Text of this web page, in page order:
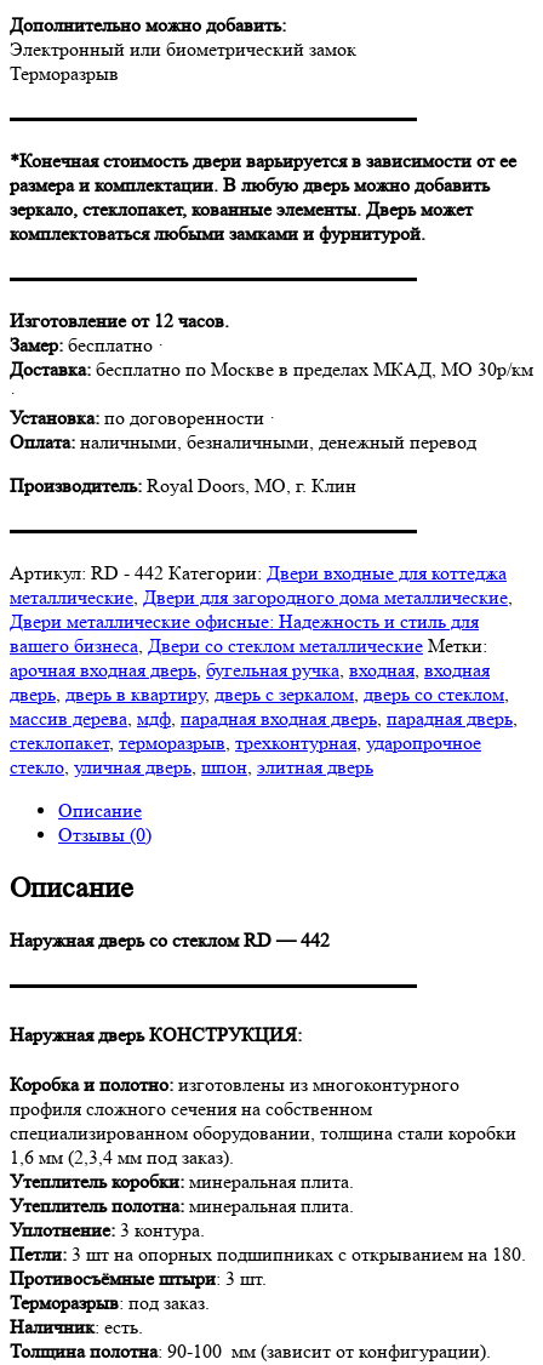
Дополнительно можно добавить:
Электронный или биометрический замок
Терморазрыв
▬▬▬▬▬▬▬▬▬▬▬▬▬▬▬▬▬▬▬▬▬
*Конечная стоимость двери варьируется в зависимости от ее
размера и комплектации. В любую дверь можно добавить
зеркало, стеклопакет, кованные элементы. Дверь может
комплектоваться любыми замками и фурнитурой.
▬▬▬▬▬▬▬▬▬▬▬▬▬▬▬▬▬▬▬▬▬
Изготовление от 12 часов.
Замер: бесплатно ·
Доставка: бесплатно по Москве в пределах МКАД, МО 30р/км
·
Установка: по договоренности ·
Оплата: наличными, безналичными, денежный перевод
Производитель: Royal Doors, МО, г. Клин
▬▬▬▬▬▬▬▬▬▬▬▬▬▬▬▬▬▬▬▬▬
Артикул: RD - 442 Категории: Двери входные для коттеджа
металлические Двери для загородного дома металлические
Двери металлические офисные: Надежность и стиль для
вашего бизнеса Двери со стеклом металлические Метки:
арочная входная дверь бугельная ручка входная входная
дверь дверь в квартиру, дверь с зеркалом дверь со стеклом
массив дерева мдф парадная входная дверь парадная дверь
стеклопакет, терморазрыв трехконтурная ударопрочное
стекло уличная дверь шпон элитная дверь
Описание
Отзывы (0)
Описание
Наружная дверь со стеклом RD — 442
▬▬▬▬▬▬▬▬▬▬▬▬▬▬▬▬▬▬▬▬▬
Наружная дверь КОНСТРУКЦИЯ:
Коробка и полотно: изготовлены из многоконтурного
профиля сложного сечения на собственном
специализированном оборудовании, толщина стали коробки
1,6 мм (2,3,4 мм под заказ).
Утеплитель коробки: минеральная плита.
Утеплитель полотна: минеральная плита.
Уплотнение: 3 контура.
Петли: 3 шт на опорных подшипниках с открыванием на 180.
Противосъёмные штыри: 3 шт.
Терморазрыв: под заказ.
Наличник: есть.
Толщина полотна: 90-100 мм (зависит от конфигурации).